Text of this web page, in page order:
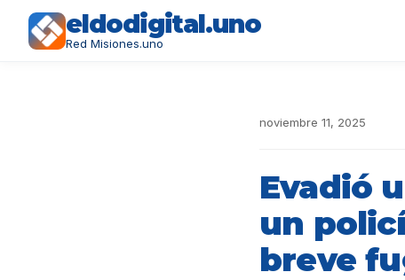
eldodigital.uno
Red Misiones.uno
noviembre 11, 2025
Evadió
un
breve